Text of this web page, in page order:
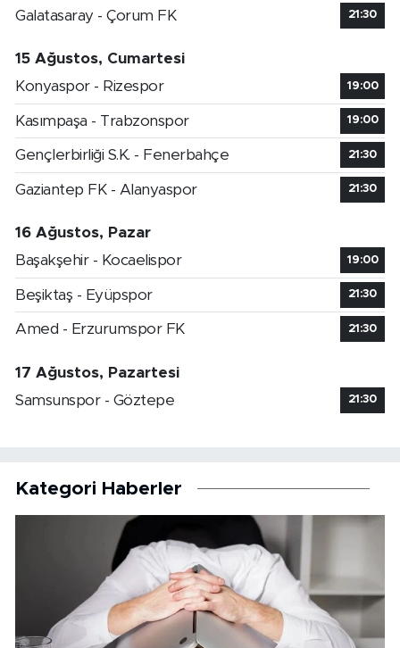
Galatasaray - Çorum FK
21:30
15 Ağustos, Cumartesi
Konyaspor - Rizespor
19:00
Kasımpaşa - Trabzonspor 19:00
Gençlerbirliği S.K. - Fenerbahçe 21:30
Gaziantep FK - Alanyaspor 21:30
16 Ağustos, Pazar
Başakşehir - Kocaelispor
19:00
Beşiktaş - Eyüpspor 21:30
Amed - Erzurumspor FK 21:30
17 Ağustos, Pazartesi
Samsunspor - Göztepe
21:30
Kategori Haberler